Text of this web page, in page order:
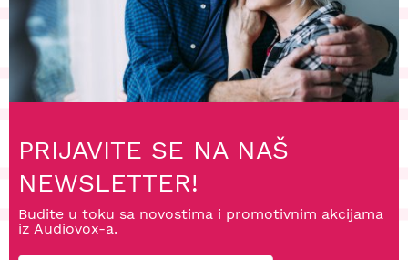
PRIJAVITE SE NA NAŠ
NEWSLETTER!
Budite u toku sa novostima i promotivnim akcijama
iz Audiovox-a.